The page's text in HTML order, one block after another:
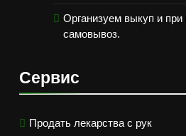
Организуем выкуп и
самовывоз.
Сервис
Продать лекарства с рук